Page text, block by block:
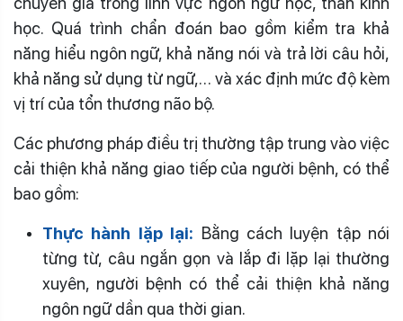
học. Quá trình chẩn đoán bao gồm kiểm tra khả
năng hiểu ngôn ngữ, khả năng nói và trả lời câu hỏi,
khả năng sử dụng từ ngữ,… và xác định mức độ kèm
vị trí của tổn thương não bộ.
Các phương pháp điều trị thường tập trung vào việc
cải thiện khả năng giao tiếp của người bệnh, có thể
bao gồm:
Thực hành lặp lại: Bằng cách luyện tập nói
từng từ, câu ngắn gọn và lắp đi lặp lại thường
xuyên, người bệnh có thể cải thiện khả năng
ngôn ngữ dần qua thời gian.